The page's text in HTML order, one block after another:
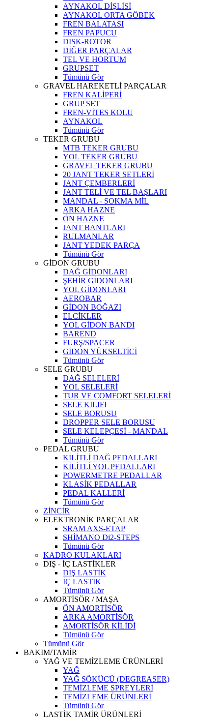
AYNAKOL DİŞLİSİ
AYNAKOL ORTA GÖBEK
FREN BALATASI
FREN PAPUCU
DISK-ROTOR
DİĞER PARÇALAR
TEL VE HORTUM
GRUPSET
Tümünü Gör
GRAVEL HAREKETLİ PARÇALAR
FREN KALİPERİ
GRUP SET
FREN-VİTES KOLU
AYNAKOL
Tümünü Gör
TEKER GRUBU
MTB TEKER GRUBU
YOL TEKER GRUBU
GRAVEL TEKER GRUBU
20 JANT TEKER SETLERİ
JANT ÇEMBERLERİ
JANT TELİ VE TEL BAŞLARI
MANDAL - SOKMA MİL
ARKA HAZNE
ÖN HAZNE
JANT BANTLARI
RULMANLAR
JANT YEDEK PARÇA
Tümünü Gör
GİDON GRUBU
DAĞ GİDONLARI
ŞEHİR GİDONLARI
YOL GİDONLARI
AEROBAR
GİDON BOĞAZI
ELCİKLER
YOL GİDON BANDI
BAREND
FURŞ/SPACER
GİDON YÜKSELTİCİ
Tümünü Gör
SELE GRUBU
DAĞ SELELERİ
YOL SELELERİ
TUR VE COMFORT SELELERİ
SELE KILIFI
SELE BORUSU
DROPPER SELE BORUSU
SELE KELEPÇESİ - MANDAL
Tümünü Gör
PEDAL GRUBU
KİLİTLİ DAĞ PEDALLARI
KİLİTLİ YOL PEDALLARI
POWERMETRE PEDALLAR
KLASİK PEDALLAR
PEDAL KALLERİ
Tümünü Gör
ZİNCİR
ELEKTRONİK PARÇALAR
SRAM AXS-ETAP
SHİMANO Di2-STEPS
Tümünü Gör
KADRO KULAKLARI
DIŞ - İÇ LASTİKLER
DIŞ LASTİK
İÇ LASTİK
Tümünü Gör
AMORTİSÖR / MAŞA
ÖN AMORTİSÖR
ARKA AMORTİSÖR
AMORTİSÖR KİLİDİ
Tümünü Gör
Tümünü Gör
BAKIM/TAMİR
YAĞ VE TEMİZLEME ÜRÜNLERİ
YAĞ
YAĞ SÖKÜCÜ (DEGREASER)
TEMİZLEME SPREYLERİ
TEMİZLEME ÜRÜNLERİ
Tümünü Gör
LASTİK TAMİR ÜRÜNLERİ